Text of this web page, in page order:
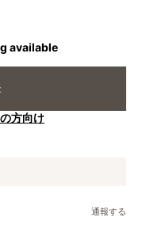
available
方向け
通報する